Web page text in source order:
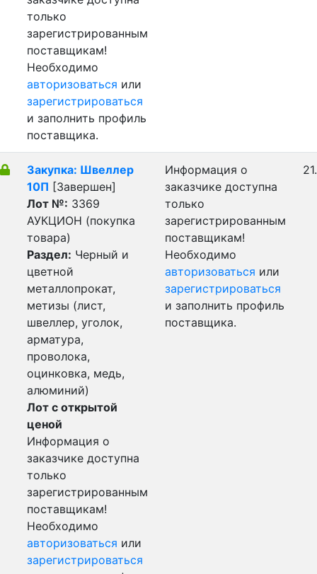
только
зарегистрированным
поставщикам!
Необходимо
авторизоваться или
зарегистрироваться
и заполнить профиль
поставщика.
Закупка: Швеллер
10П [Завершен]
Лот №: 3369
АУКЦИОН (покупка
товара)
Раздел: Черный и
цветной
металлопрокат,
метизы (лист,
швеллер, уголок,
арматура,
проволока,
оцинковка, медь,
алюминий)
Лот с открытой
ценой
Информация о
заказчике доступна
только
зарегистрированным
поставщикам!
Необходимо
авторизоваться или
зарегистрироваться
Информация о
заказчике доступна
только
зарегистрированным
поставщикам!
Необходимо
авторизоваться или
зарегистрироваться
и заполнить профиль
поставщика.